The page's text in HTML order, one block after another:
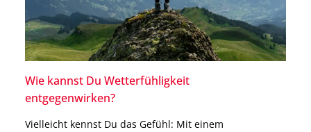
Wie kannst Du Wetterfühligkeit
entgegenwirken?
Vielleicht kennst Du das Gefühl: Mit einem